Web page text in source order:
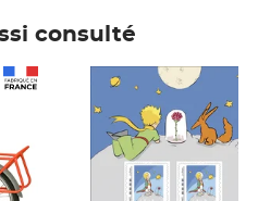
consulté
Prix 7,50€